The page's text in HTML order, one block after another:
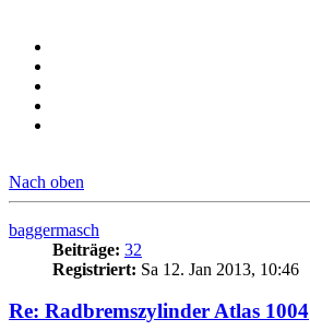
Nach oben
baggermasch
Beiträge: 32
Registriert: Sa 12. Jan 2013, 10:46
Re: Radbremszylinder Atlas 1004